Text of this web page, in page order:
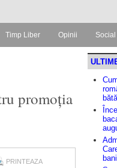
Timp Liber Opinii Social
promoția
PRINTEAZA